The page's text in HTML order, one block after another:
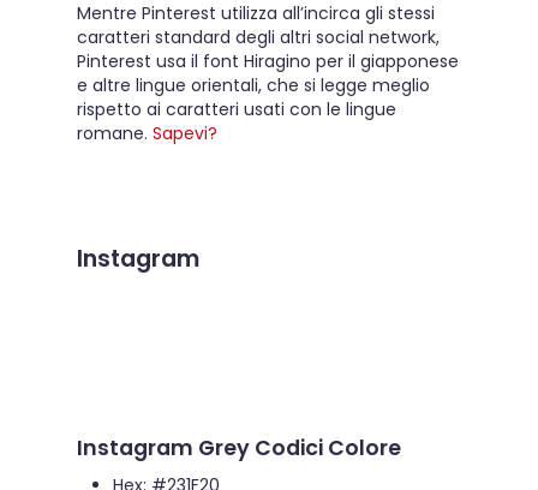
Mentre Pinterest utilizza all’incirca gli stessi
caratteri standard degli altri social network,
Pinterest usa il font Hiragino per il giapponese
e altre lingue orientali, che si legge meglio
rispetto ai caratteri usati con le lingue
romane.Sapevi?
Instagram
Instagram Grey Codici Colore